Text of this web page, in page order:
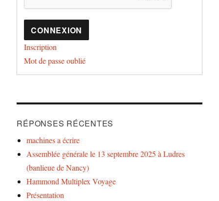
CONNEXION
Inscription
Mot de passe oublié
RÉPONSES RÉCENTES
machines a écrire
Assemblée générale le 13 septembre 2025 à Ludres
(banlieue de Nancy)
Hammond Multiplex Voyage
Présentation